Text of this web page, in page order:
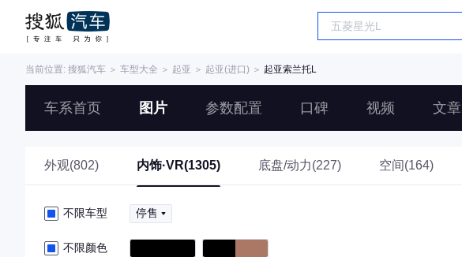
当前位置: 搜狐汽车 ＞ 车型大全 ＞ 起亚 ＞ 起亚(进口) ＞ 起亚索兰托L
车系首页 图片 参数配置 口碑 视频 文章
外观(802) 内饰·VR(1305) 底盘/动力(227) 空间(164)
不限车型 停售
不限颜色